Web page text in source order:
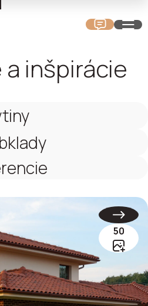
inšpirácie
50